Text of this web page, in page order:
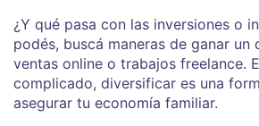
¿Y qué pasa con las inversiones o
podés, buscá maneras de ganar un
ventas online o trabajos freelance.
complicado, diversificar es una
asegurar tu economía familiar.